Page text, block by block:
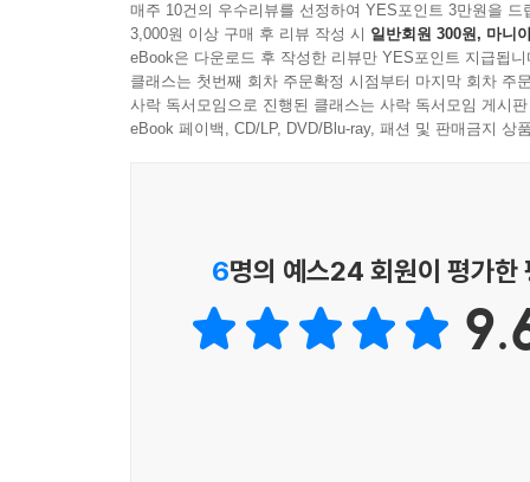
몇 가지만 살펴봐도 대충 이 정도다. 그런데 가만
얼마나 다르겠는가. 수많은 기업들을 포함한 조
되지 않는다면 그 조직의 미래는 암울할 것이다.
마디 한 마디에 신중을 기해야 한다.
어떻게 해야 할지 답을 찾아가는 과정이 어렵고,
아닐 수는 있지만 그 상황에 필요한 해답이 될 수
매주 10건의 우수리뷰를 선정하여 YES포인트 3만원을 드
3,000원 이상 구매 후 리뷰 작성 시 일반회원 300원, 마니
eBook은 다운로드 후 작성한 리뷰만 YES포인트 지급됩니
클래스는 첫번째 회차 주문확정 시점부터 마지막 회차 주
사락 독서모임으로 진행된 클래스는 사락 독서모임 게시
eBook 페이백, CD/LP, DVD/Blu-ray, 패션 및 판매금지 상
6명의 예스24 회원이 평가한